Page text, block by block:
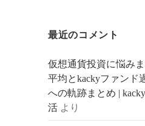
最近のコメント
仮想通貨投資に悩み
平均とkackyファンド
への軌跡まとめ |
活 より